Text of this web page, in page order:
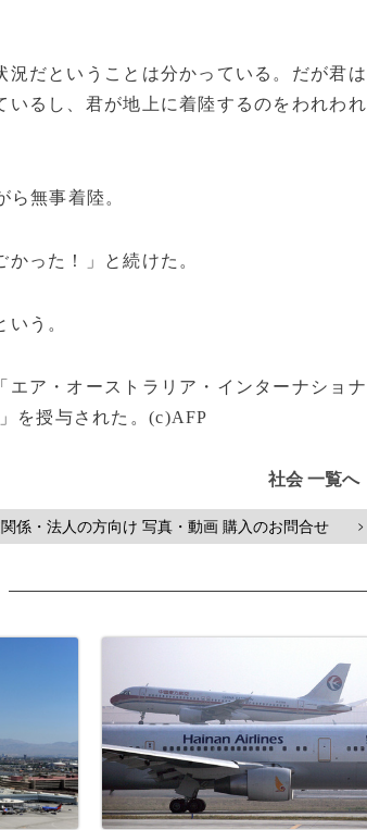
だということは分かっている。だが君は
るし、君が地上に着陸するのをわれわれ
無事着陸。
った！」と続けた。
う。
ア・オーストラリア・インターナショナ
を授与された。(c)AFP
社会 一覧へ
係・法人の方向け 写真・動画 購入のお問合せ >